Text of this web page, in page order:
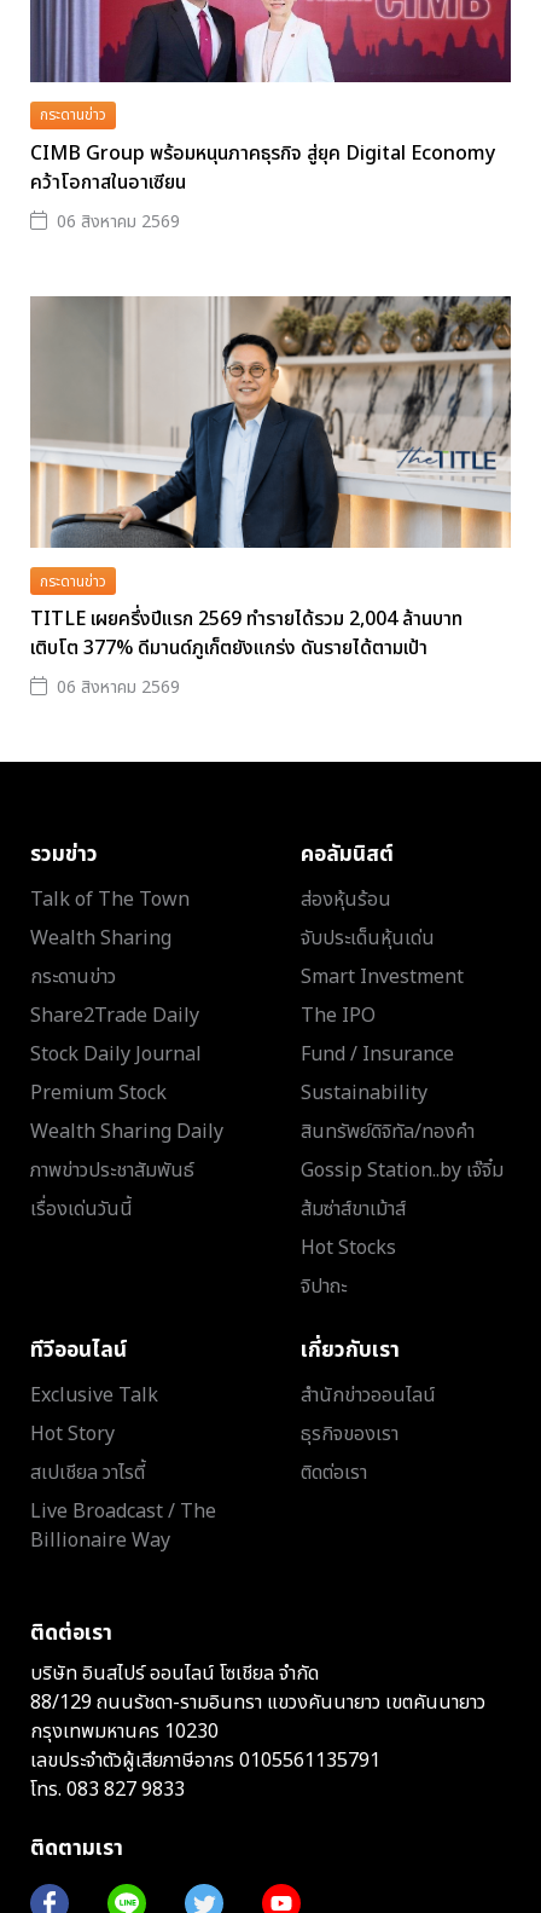
กระดานข่าว
CIMB Group พร้อมหนุนภาคธุรกิจ สู่ยุค Digital Economy
คว้าโอกาสในอาเซียน
06 สิงหาคม 2569
กระดานข่าว
TITLE เผยครึ่งปีแรก 2569 ทำรายได้รวม 2,004 ล้านบาท
เติบโต 377% ดีมานด์ภูเก็ตยังแกร่ง ดันรายได้ตามเป้า
06 สิงหาคม 2569
รวมข่าว
Talk of The Town
Wealth Sharing
กระดานข่าว
Share2Trade Daily
Stock Daily Journal
Premium Stock
Wealth Sharing Daily
ภาพข่าวประชาสัมพันธ์
เรื่องเด่นวันนี้
คอลัมนิสต์
ส่องหุ้นร้อน
จับประเด็นหุ้นเด่น
Smart Investment
The IPO
Fund / Insurance
Sustainability
สินทรัพย์ดิจิทัล/ทองคำ
Gossip Station..by เจ๊จิ๋ม
ส้มซ่าส์ขาเม้าส์
Hot Stocks
จิปาถะ
ทีวีออนไลน์
Exclusive Talk
Hot Story
สเปเชียล วาไรตี้
Live Broadcast / The
Billionaire Way
เกี่ยวกับเรา
สำนักข่าวออนไลน์
ธุรกิจของเรา
ติดต่อเรา
ติดต่อเรา
บริษัท อินสไปร์ ออนไลน์ โซเชียล จำกัด
88/129 ถนนรัชดา-รามอินทรา แขวงคันนายาว เขตคันนายาว
กรุงเทพมหานคร 10230
เลขประจำตัวผู้เสียภาษีอากร 0105561135791
โทร. 083 827 9833
ติดตามเรา